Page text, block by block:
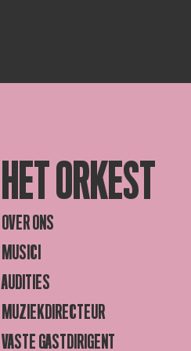
HET ORKEST
OVER ONS
MUSICI
AUDITIES
MUZIEKDIRECTEUR
VASTE GASTDIRIGENT